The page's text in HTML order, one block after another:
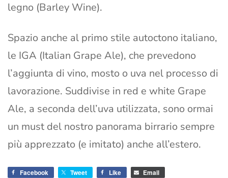
legno (Barley Wine).
Spazio anche al primo stile autoctono italiano,
le IGA (Italian Grape Ale), che prevedono
l’aggiunta di vino, mosto o uva nel processo di
lavorazione. Suddivise in red e white Grape
Ale, a seconda dell’uva utilizzata, sono ormai
un must del nostro panorama birrario sempre
più apprezzato (e imitato) anche all’estero.
Facebook Tweet Like Email